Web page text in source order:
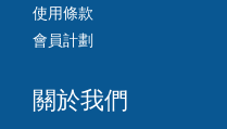
使用條款
會員計劃
關於我們